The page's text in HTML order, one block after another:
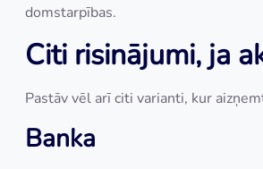
domstarpības.
Citi risinājumi, ja
Pastāv vēl arī citi varianti, kur
Banka